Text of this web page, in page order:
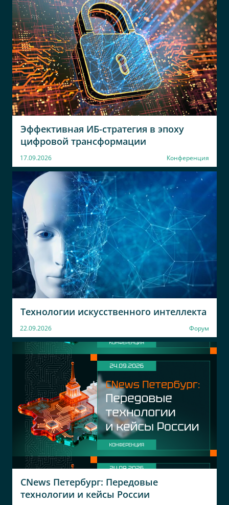
ЮСК
Директор
АСК
Начальник отдела ИТ
Эффективная ИБ-стратегия в эпоху
цифровой трансформации
17.09.2026 Конференция
Технологии искусственного интеллекта
22.09.2026 Форум
CNews Петербург: Передовые
технологии и кейсы России